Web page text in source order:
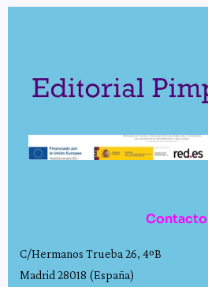
Contacto
C/Hermanos Trueba 26, 4ºB
Madrid 28018 (España)